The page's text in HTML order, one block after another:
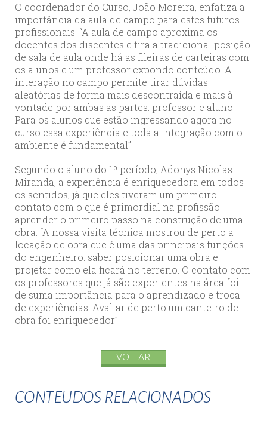
O coordenador do Curso, João Moreira, enfatiza a
importância da aula de campo para estes futuros
profissionais. “A aula de campo aproxima os
docentes dos discentes e tira a tradicional posição
de sala de aula onde há as fileiras de carteiras com
os alunos e um professor expondo conteúdo. A
interação no campo permite tirar dúvidas
aleatórias de forma mais descontraída e mais à
vontade por ambas as partes: professor e aluno.
Para os alunos que estão ingressando agora no
curso essa experiência e toda a integração com o
ambiente é fundamental”.
Segundo o aluno do 1º período, Adonys Nicolas
Miranda, a experiência é enriquecedora em todos
os sentidos, já que eles tiveram um primeiro
contato com o que é primordial na profissão:
aprender o primeiro passo na construção de uma
obra. “A nossa visita técnica mostrou de perto a
locação de obra que é uma das principais funções
do engenheiro: saber posicionar uma obra e
projetar como ela ficará no terreno. O contato com
os professores que já são experientes na área foi
de suma importância para o aprendizado e troca
de experiências. Avaliar de perto um canteiro de
obra foi enriquecedor”.
VOLTAR
CONTEUDOS RELACIONADOS